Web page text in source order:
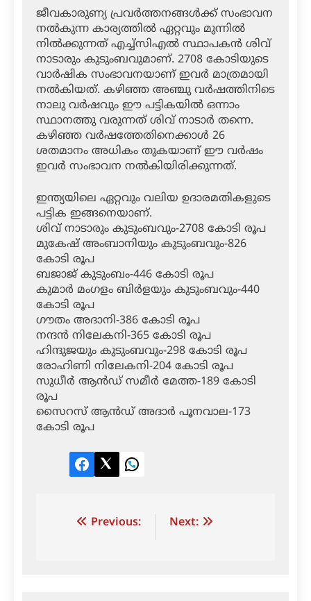
ജീവകാരുണ്യ പ്രവര്‍ത്തനങ്ങള്‍ക്ക് സംഭാവന
നല്‍കുന്ന കാര്യത്തില്‍ ഏറ്റവും മുന്നില്‍
നില്‍ക്കുന്നത് എച്ച്‌സിഎല്‍ സ്ഥാപകന്‍ ശിവ്
നാടാരും കുടുംബവുമാണ്. 2708 കോടിയുടെ
വാര്‍ഷിക സംഭാവനയാണ് ഇവര്‍ മാത്രമായി
നല്‍കിയത്. കഴിഞ്ഞ അഞ്ചു വര്‍ഷത്തിനിടെ
നാലു വര്‍ഷവും ഈ പട്ടികയില്‍ ഒന്നാം
സ്ഥാനത്തു വരുന്നത് ശിവ് നാടാര്‍ തന്നെ.
കഴിഞ്ഞ വര്‍ഷത്തേതിനെക്കാള്‍ 26
ശതമാനം അധികം തുകയാണ് ഈ വര്‍ഷം
ഇവര്‍ സംഭാവന നല്‍കിയിരിക്കുന്നത്.
ഇന്ത്യയിലെ ഏറ്റവും വലിയ ഉദാരമതികളുടെ
പട്ടിക ഇങ്ങനെയാണ്.
ശിവ് നാടാരും കുടുംബവും-2708 കോടി രൂപ
മുകേഷ് അംബാനിയും കുടുംബവും-826
കോടി രൂപ
ബജാജ് കുടുംബം-446 കോടി രൂപ
കുമാര്‍ മംഗളം ബിര്‍ളയും കുടുംബവും-440
കോടി രൂപ
ഗൗതം അദാനി-386 കോടി രൂപ
നന്ദന്‍ നിലേകനി-365 കോടി രൂപ
ഹിന്ദുജയും കുടുംബവും-298 കോടി രൂപ
രോഹിണി നിലേകനി-204 കോടി രൂപ
സുധീര്‍ ആന്‍ഡ് സമീര്‍ മേത്ത-189 കോടി
രൂപ
സൈറസ് ആന്‍ഡ് അദാര്‍ പൂനവാല-173
കോടി രൂപ
Facebook
TwitterLinkedIn
Post Previous: Next: